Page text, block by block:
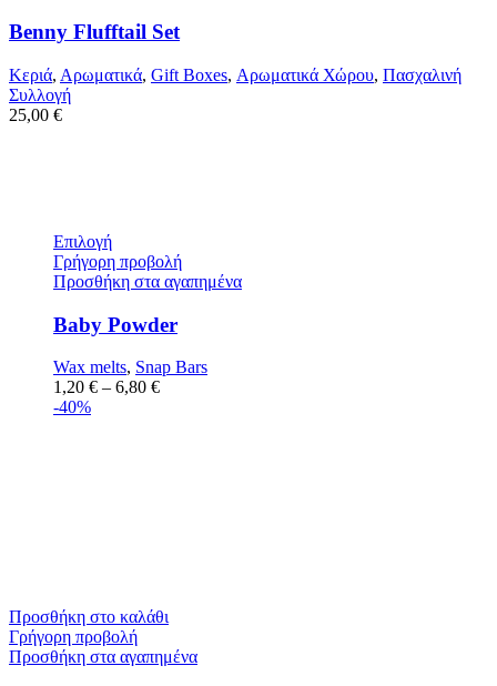
Επιλογή
Γρήγορη προβολή
Προσθήκη στα αγαπημένα
Baby Powder
Wax melts, Snap Bars
1,20 € – 6,80 €
-40%
Benny Flufftail Set
Κεριά, Αρωματικά, Gift Boxes, Αρωματικά Χώρου, Πασχαλινή
Συλλογή
25,00 €
Προσθήκη στο καλάθι
Γρήγορη προβολή
Προσθήκη στα αγαπημένα